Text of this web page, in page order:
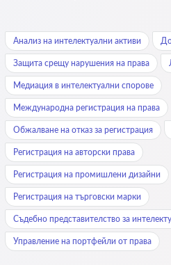
Анализ на интелектуални активи
Защита срещу нарушения на права
Медиация в интелектуални спорове
Международна регистрация на права
Обжалване на отказ за регистрация
Регистрация на авторски права
Регистрация на промишлени дизайни
Регистрация на търговски марки
Съдебно представителство за
Управление на портфейли от права